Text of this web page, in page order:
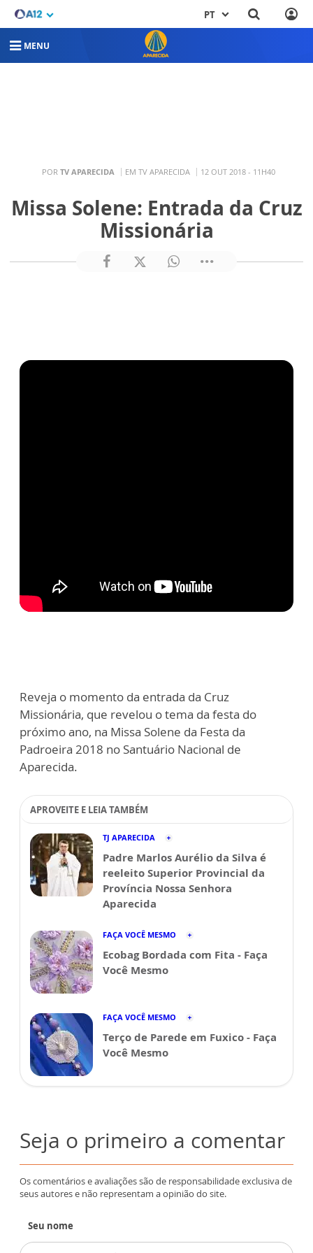
PT
MENU
POR TV APARECIDA EM TV APARECIDA 12 OUT 2018 - 11H40
Missa Solene: Entrada da Cruz
Missionária
Reveja o momento da entrada da Cruz
Missionária, que revelou o tema da festa do
próximo ano, na Missa Solene da Festa da
Padroeira 2018 no Santuário Nacional de
Aparecida.
APROVEITE E LEIA TAMBÉM
TJ APARECIDA
Padre Marlos Aurélio da Silva é
reeleito Superior Provincial da
Província Nossa Senhora
Aparecida
FAÇA VOCÊ MESMO
Ecobag Bordada com Fita - Faça
Você Mesmo
FAÇA VOCÊ MESMO
Terço de Parede em Fuxico - Faça
Você Mesmo
Seja o primeiro a comentar
Os comentários e avaliações são de responsabilidade exclusiva de
seus autores e não representam a opinião do site.
Seu nome